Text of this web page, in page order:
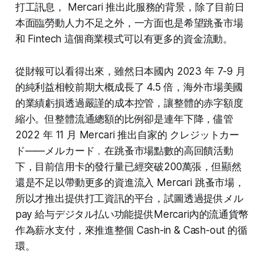
打工訊息， Mercari 推出此服務的背景，除了目前日
本面臨勞動人力不足之外，一方面也是希望跳蚤市場
和 Fintech 這個商業模式可以有更多的資金流動。
從財報可以看得出來，雖然日本國內 2023 年 7-9 月
的純利益相較前期大概成長了 4.5 倍，海外市場美國
的業績虧損透過嚴謹的成本控管，讓整體的赤字額度
縮小。但整體流通總額的比例卻是連年下降，儘管
2022 年 11 月 Mercari 推出自家的 クレジットカー
ド——メルカード﹐在跳蚤市場點數的高回饋活動
下，目前信用卡的發行量已經突破200萬張，但顯然
還是不足以帶動更多的資進流入 Mercari 跳蚤市場，
所以才推出提供打工資訊的平台，試圖透過提供メル
pay 給与デジタル払い功能提供Mercari內的流通貨幣
作為薪水支付，來推進整個 Cash-in & Cash-out 的循
環。